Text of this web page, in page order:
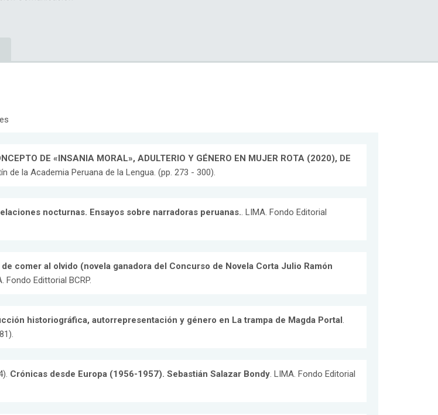
DE «INSANIA MORAL», ADULTERIO Y GÉNERO EN MUJER ROTA (2020), DE
de la Academia Peruana de la Lengua. (pp. 273 - 300).
nocturnas. Ensayos sobre narradoras peruanas.. LIMA. Fondo Editorial
de comer al olvido (novela ganadora del Concurso de Novela Corta Julio Ramón
Fondo Edittorial BCRP.
historiográfica, autorrepresentación y género en La trampa de Magda Portal.
Crónicas desde Europa (1956-1957). Sebastián Salazar Bondy. LIMA. Fondo Editorial